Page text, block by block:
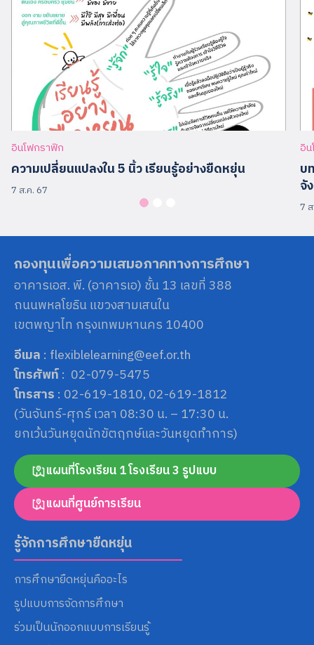
Search
for:
อินโฟกราฟิก
ความเปลี่ยนแปลงใน 5 นิ้ว เรียนรู้อย่างยืดหยุ่น
7 ส.ค. 67
อิ
บ
จั
7
กองทุนเพื่อความเสมอภาคทางการศึกษา
อาคารเอส. พี. (อาคารเอ) ชั้น 13 เลขที่ 388
ถนนพหลโยธิน แขวงสามเสนใน
เขตพญาไท กรุงเทพมหานคร 10400
อีเมล : flexiblelearning@eef.or.th
โทรศัพท์: 02-079-5475
โทรสาร : 02-619-1810, 02-619-1812
(วันจันทร์-ศุกร์ เวลา 08:30 น. – 17:30 น.
ยกเว้นวันหยุดนักขัตฤกษ์และวันหยุดทำการ)
แผนที่โรงเรียน 1 โรงเรียน 3 รูปแบบ
แผนที่ศูนย์การเรียน
รู้จักการศึกษายืดหยุ่น
การศึกษายืดหยุ่นคืออะไร
รูปแบบการจัดการศึกษา
ร่วมเป็นนักออกแบบการเรียนรู้